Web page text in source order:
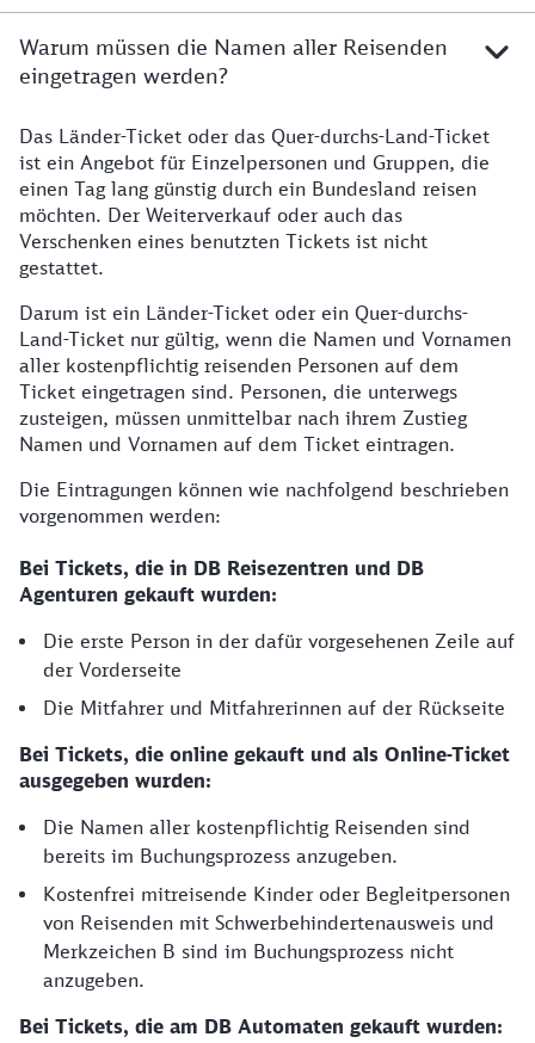
Warum müssen die Namen aller Reisenden
eingetragen werden?
Das Länder-Ticket oder das Quer-durchs-Land-Ticket
ist ein Angebot für Einzelpersonen und Gruppen, die
einen Tag lang günstig durch ein Bundesland reisen
möchten. Der Weiterverkauf oder auch das
Verschenken eines benutzten Tickets ist nicht
gestattet.
Darum ist ein Länder-Ticket oder ein Quer-durchs-
Land-Ticket nur gültig, wenn die Namen und Vornamen
aller kostenpflichtig reisenden Personen auf dem
Ticket eingetragen sind. Personen, die unterwegs
zusteigen, müssen unmittelbar nach ihrem Zustieg
Namen und Vornamen auf dem Ticket eintragen.
Die Eintragungen können wie nachfolgend beschrieben
vorgenommen werden:
Bei Tickets, die in DB Reisezentren und DB
Agenturen gekauft wurden:
Die erste Person in der dafür vorgesehenen Zeile auf
der Vorderseite
Die Mitfahrer und Mitfahrerinnen auf der Rückseite
Bei Tickets, die online gekauft und als Online-Ticket
ausgegeben wurden:
Die Namen aller kostenpflichtig Reisenden sind
bereits im Buchungsprozess anzugeben.
Kostenfrei mitreisende Kinder oder Begleitpersonen
von Reisenden mit Schwerbehindertenausweis und
Merkzeichen B sind im Buchungsprozess nicht
anzugeben.
Bei Tickets, die am DB Automaten gekauft wurden: